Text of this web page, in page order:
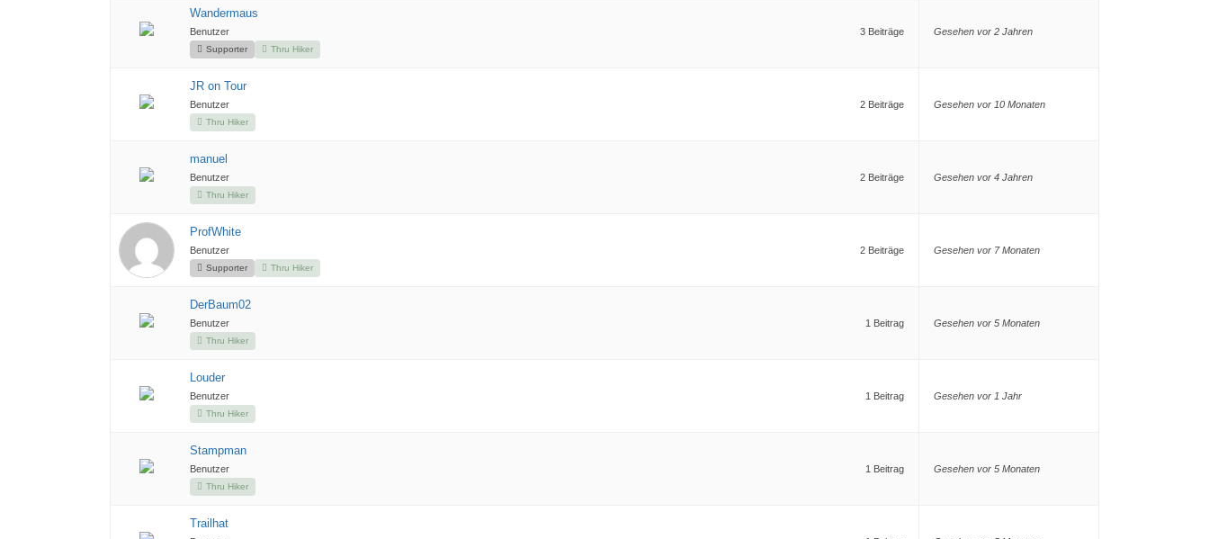
Wandermaus
Benutzer
Supporter Thru Hiker
3 Beiträge Gesehen vor 2 Jahren
JR on Tour
Benutzer
Thru Hiker
2 Beiträge Gesehen vor 10 Monaten
manuel
Benutzer
Thru Hiker
2 Beiträge Gesehen vor 4 Jahren
ProfWhite
Benutzer
Supporter Thru Hiker
2 Beiträge Gesehen vor 7 Monaten
DerBaum02
Benutzer
Thru Hiker
1 Beitrag Gesehen vor 5 Monaten
Louder
Benutzer
Thru Hiker
1 Beitrag Gesehen vor 1 Jahr
Stampman
Benutzer
Thru Hiker
1 Beitrag Gesehen vor 5 Monaten
Trailhat